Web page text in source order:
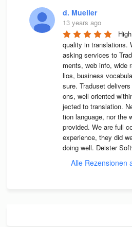
d. Mueller
13 years ago
qua­lity in trans­la­ti­ons.
asking ser­vices to
ments, web info, wide
lios, busi­ness
sure. Tra­du­set
ons, well ori­en­ted
jec­ted to trans­la­tion.
tion lan­guage, nor the
pro­vi­ded. We are full
expe­ri­ence, they did
doing well. Deis­ter
Alle Rezensionen